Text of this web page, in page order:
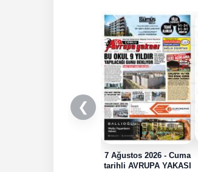
❮
7 Ağustos 2026 - Cuma
tarihli AVRUPA YAKASI